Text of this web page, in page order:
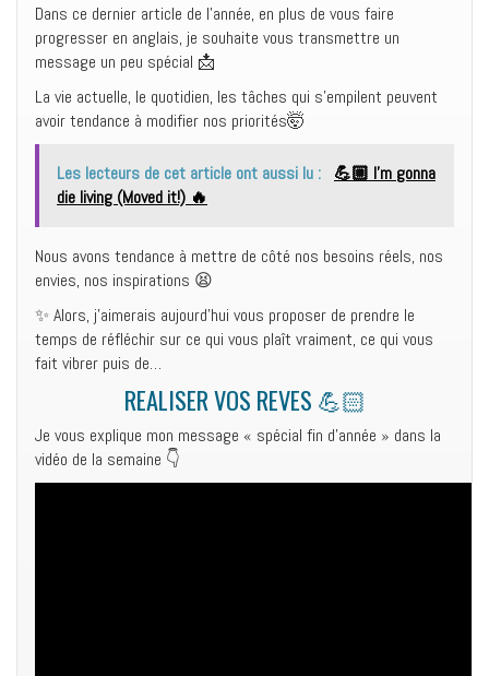
Dans ce dernier article de l’année, en plus de vous faire
progresser en anglais, je souhaite vous transmettre un
message un peu spécial 📩
La vie actuelle, le quotidien, les tâches qui s’empilent peuvent
avoir tendance à modifier nos priorités🤯
Les lecteurs de cet article ont aussi lu :
💪🏼 I’m gonna
die living (Moved it!) 🔥
Nous avons tendance à mettre de côté nos besoins réels, nos
envies, nos inspirations 😫
✨ Alors, j’aimerais aujourd’hui vous proposer de prendre le
temps de réfléchir sur ce qui vous plaît vraiment, ce qui vous
fait vibrer puis de…
REALISER VOS REVES 💪🏻
Je vous explique mon message « spécial fin d’année » dans la
vidéo de la semaine 👇